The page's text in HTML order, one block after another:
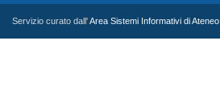
Servizio curato dall'Area Sistemi Informativi di Ateneo